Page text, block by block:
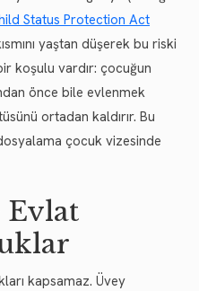
Status Protection Act
yaştan düşerek bu riski
koşulu vardır: çocuğun
önce bile evlenmek
ortadan kaldırır. Bu
çocuk vizesinde
Evlat
kapsamaz. Üvey